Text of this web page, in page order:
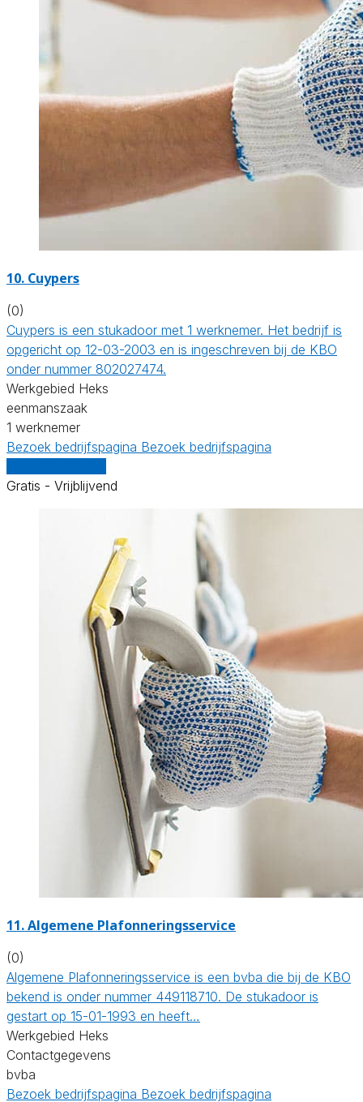
10. Cuypers
(0)
Cuypers is een stukadoor met 1 werknemer. Het bedrijf is
opgericht op 12-03-2003 en is ingeschreven bij de KBO
onder nummer 802027474.
Werkgebied Heks
eenmanszaak
1 werknemer
Bezoek bedrijfspagina Bezoek bedrijfspagina
Gratis - Vrijblijvend
11. Algemene Plafonneringsservice
(0)
Algemene Plafonneringsservice is een bvba die bij de KBO
bekend is onder nummer 449118710. De stukadoor is
gestart op 15-01-1993 en heeft…
Werkgebied Heks
Contactgegevens
bvba
Bezoek bedrijfspagina Bezoek bedrijfspagina